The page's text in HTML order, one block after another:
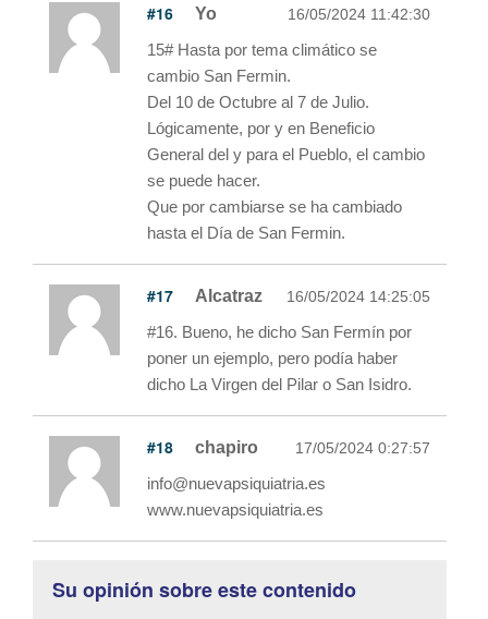
#16 Yo 16/05/2024 11:42:30
15# Hasta por tema climático se
cambio San Fermin.
Del 10 de Octubre al 7 de Julio.
Lógicamente, por y en Beneficio
General del y para el Pueblo, el cambio
se puede hacer.
Que por cambiarse se ha cambiado
hasta el Día de San Fermin.
#17 Alcatraz 16/05/2024 14:25:05
#16. Bueno, he dicho San Fermín por
poner un ejemplo, pero podía haber
dicho La Virgen del Pilar o San Isidro.
#18 chapiro 17/05/2024 0:27:57
info@nuevapsiquiatria.es
www.nuevapsiquiatria.es
Su opinión sobre este contenido